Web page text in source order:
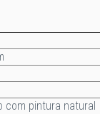
com pintura natural